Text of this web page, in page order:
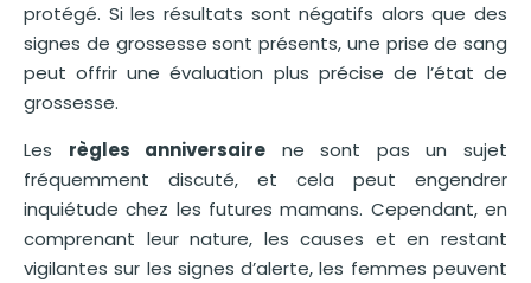
protégé. Si les résultats sont négatifs alors que des
signes de grossesse sont présents, une prise de sang
peut offrir une évaluation plus précise de l’état de
grossesse.
Les règles anniversaire ne sont pas un sujet
fréquemment discuté, et cela peut engendrer
inquiétude chez les futures mamans. Cependant, en
comprenant leur nature, les causes et en restant
vigilantes sur les signes d’alerte, les femmes peuvent